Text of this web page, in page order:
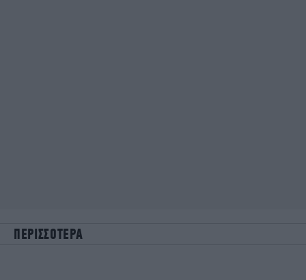
ΠΕΡΙΣΣΟΤΕΡΑ